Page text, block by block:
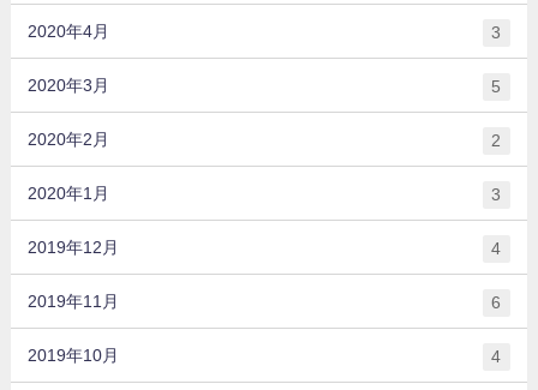
2020年4月 3
2020年3月 5
2020年2月 2
2020年1月 3
2019年12月 4
2019年11月 6
2019年10月 4